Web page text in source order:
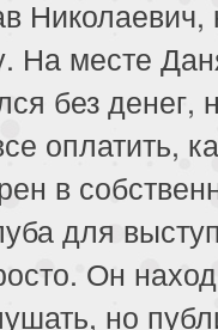
Николаевич,
На месте
без денег,
оплатить,
в
для
Он
но